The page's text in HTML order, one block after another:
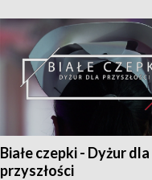
Białe czepki - Dyżur dla
przyszłości